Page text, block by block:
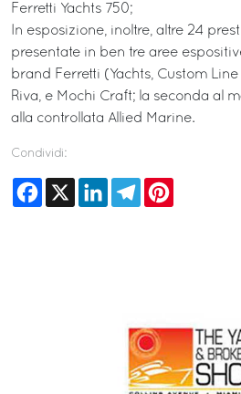
Ferretti Yachts 750;
In esposizione, inoltre, altre 24
presentate in ben tre aree
brand Ferretti (Yachts, Custom
Riva, e Mochi Craft; la seconda al
alla controllata Allied Marine.
Condividi:
Facebook
X LinkedInTelegram